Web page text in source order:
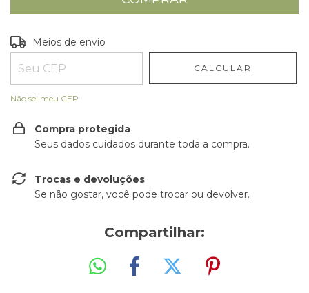
Entregas para o CEP:
Meios de envio
CALCULAR
Não sei meu CEP
Compra protegida
Seus dados cuidados durante toda a compra.
Trocas e devoluções
Se não gostar, você pode trocar ou devolver.
Compartilhar: